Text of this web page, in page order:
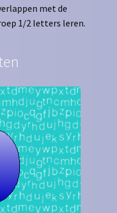
met de
1/2 letters leren.